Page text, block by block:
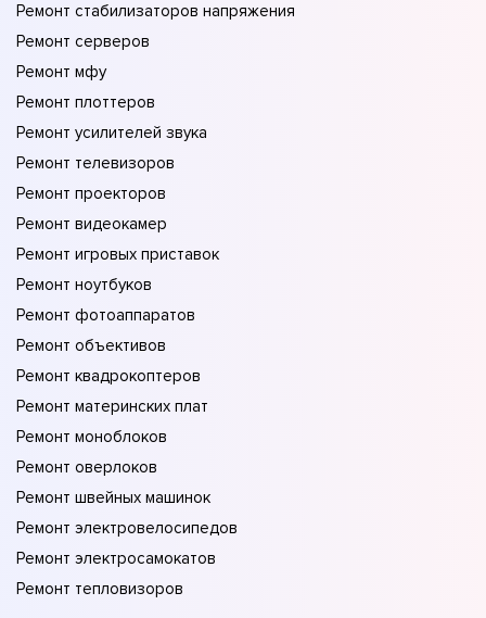
Ремонт стабилизаторов напряжения
Ремонт серверов
Ремонт мфу
Ремонт плоттеров
Ремонт усилителей звука
Ремонт телевизоров
Ремонт проекторов
Ремонт видеокамер
Ремонт игровых приставок
Ремонт ноутбуков
Ремонт фотоаппаратов
Ремонт объективов
Ремонт квадрокоптеров
Ремонт материнских плат
Ремонт моноблоков
Ремонт оверлоков
Ремонт швейных машинок
Ремонт электровелосипедов
Ремонт электросамокатов
Ремонт тепловизоров